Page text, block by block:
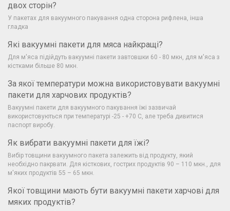
двох сторін?
У пакетах для вакуумного пакування одна сторона рифлена, інша
гладка
Які вакуумні пакети для мяса найкращі?
Для м'яса підійдуть вакуумні пакети завтовшки 60 - 80 мкн, для м'яса з
кістками більше 80 мкн.
За якої температури можна використовувати вакуумні
пакети для харчових продуктів?
Вакуумні пакети для вакуумного пакування їжі зазвичай
використовуються при температурі -25 - +70 С, але треба дивитися
паспорт виробу.
Як вибрати вакуумні пакети для їжі?
Вибір товщини вакуумного пакета залежить від продукту, який
необхідно пакрвати. Для кісткових, гострих продуктів 90 – 110 мкн., для
м'яких продуктів 55 – 65 мкн.
Якої товщини мають бути вакуумні пакети харчові для
мяких продуктів?